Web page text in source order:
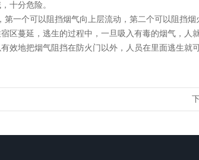
十分危险。
第一个可以阻挡烟气向上层流动，第二个可以阻挡
区蔓延，逃生的过程中，一旦吸入有毒的烟气，人
效地把烟气阻挡在防火门以外，人员在里面逃生就